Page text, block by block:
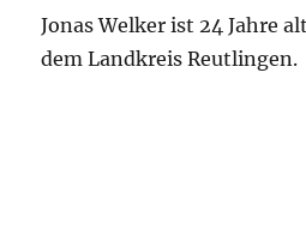
Jonas Welker ist 24 Jahre
dem Landkreis Reutlingen.